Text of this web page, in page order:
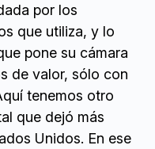
por los
que utiliza, y lo
pone su cámara
de valor, sólo con
tenemos otro
que dejó más
Unidos. En ese